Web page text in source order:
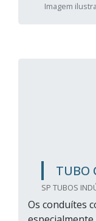
Imagem
TUBO
SP TUBOS
Os conduítes